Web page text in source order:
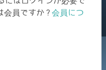
会員ですか ? 会員につ